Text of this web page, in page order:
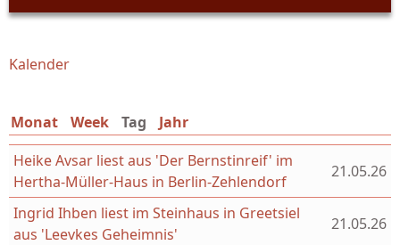
Sie sind hier
Kalender
Monat Week Tag (aktiver Reiter)
Jahr
Heike Avsar liest aus 'Der Bernstinreif' im
Hertha-Müller-Haus in Berlin-Zehlendorf
21.05.26
Ingrid Ihben liest im Steinhaus in Greetsiel
aus 'Leevkes Geheimnis'
21.05.26